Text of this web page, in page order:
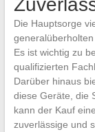
Die Hauptsorge
Es ist wichtig zu
qualifizierten
Darüber hinaus
diese Geräte, die
kann der Kauf
zuverlässige und